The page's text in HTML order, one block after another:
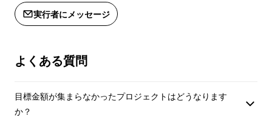
サイズ表はワンウォッシュ後の数値と
なります。
サイズ 25 26 27 28 29
ヒップ 88 92 96 104 109
渡り幅 27 28 29 31 32
股 下 81 81 81 81
model : 158cm
実行者にメッセージ
よくある質問
目標金額が集まらなかったプロジェクトはどうなります
か？